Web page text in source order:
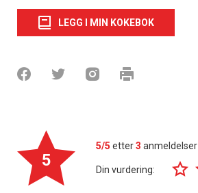
LEGG I MIN KOKEBOK
5
5/5 etter3 anmeldelser
Din vurdering: